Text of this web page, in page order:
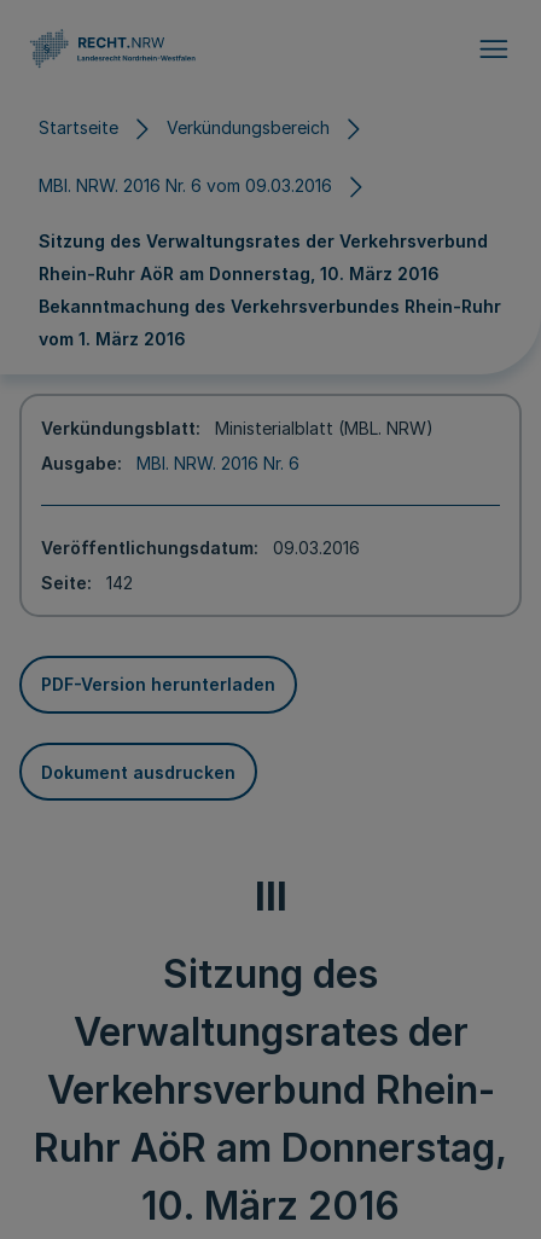
Startseite Verkündungsbereich
MBl. NRW. 2016 Nr. 6 vom 09.03.2016
Sitzung des Verwaltungsrates der Verkehrsverbund
Rhein-Ruhr AöR am Donnerstag, 10. März 2016
Bekanntmachung des Verkehrsverbundes Rhein-Ruhr
vom 1. März 2016
Verkündungsblatt
Ministerialblatt (MBL. NRW)
Ausgabe
MBl. NRW. 2016 Nr. 6
Veröffentlichungsdatum
09.03.2016
Seite
142
PDF-Version herunterladen
Dokument ausdrucken
III
Sitzung des
Verwaltungsrates der
Verkehrsverbund Rhein-
Ruhr AöR am Donnerstag,
10. März 2016